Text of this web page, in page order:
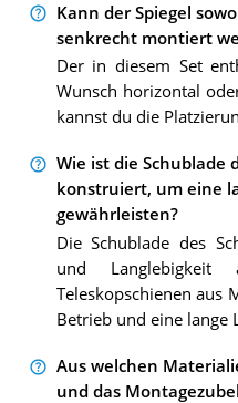
Kann der Spiegel
senkrecht montiert
Der in diesem Set
Wunsch horizontal
kannst du die
Wie ist die Schublade
konstruiert, um eine
gewährleisten?
Die Schublade des
und
Teleskopschienen aus
Betrieb und eine lange
Aus welchen
und das